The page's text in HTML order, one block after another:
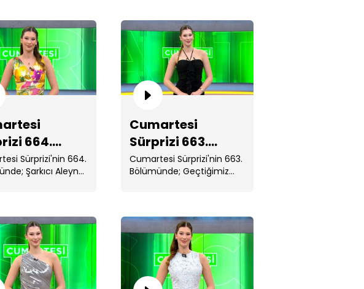
Cumartesi Sürprizi 662. Bölüm
664.
Sürprizi'nin 664.
Şarkıcı Aleyna
Cumartesi
Sürprizi 663.
Bölüm
Cumartesi Sürprizi'nin 663.
Bölümünde; Geçtiğimiz